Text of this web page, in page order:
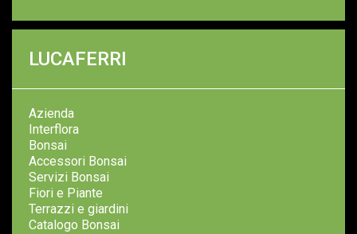
LUCAFERRI
Azienda
Interflora
Bonsai
Accessori Bonsai
Servizi Bonsai
Fiori e Piante
Terrazzi e giardini
Catalogo Bonsai